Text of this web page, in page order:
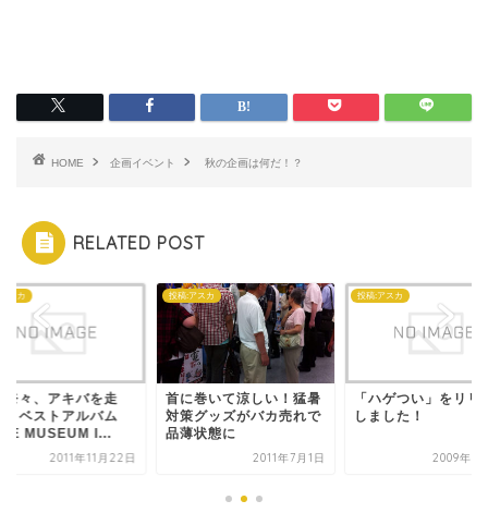
HOME 企画イベント 秋の企画は何だ！？
RELATED POST
スカ
奈々、アキバを走
！ベストアルバム
MUSEUM I...
2011年11月22日
投稿:アスカ
首に巻いて涼しい！猛暑
対策グッズがバカ売れで
品薄状態に
2011年7月1日
投稿:アスカ
「ハゲつい」をリリ
しました！
2009年6